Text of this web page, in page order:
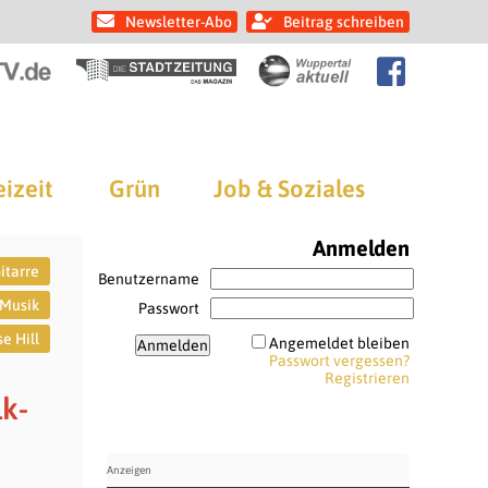
Newsletter-Abo Beitrag schreiben
Grün Job & Soziales
Hill
Anmelden
Benutzername
Passwort
Angemeldet bleiben
Passwort vergessen?
Registrieren